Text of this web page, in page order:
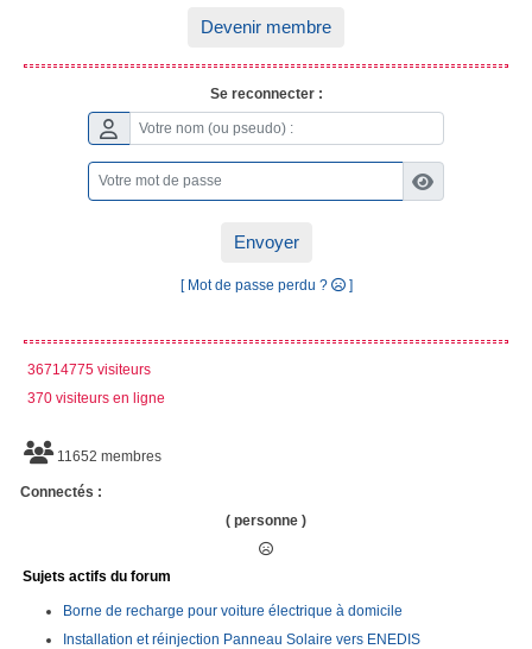
Devenir membre
Se reconnecter :
Envoyer
[ Mot de passe perdu ? ]
36714775 visiteurs
370 visiteurs en ligne
11652 membres
Connectés :
( personne )
Sujets actifs du forum
Borne de recharge pour voiture électrique à domicile
Installation et réinjection Panneau Solaire vers ENEDIS